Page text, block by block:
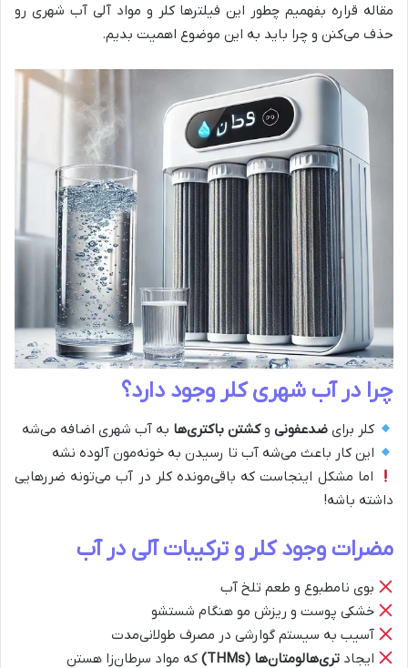
مقاله قراره بفهمیم چطور این فیلترها کلر و مواد آلی آب شهری رو
حذف می‌کنن و چرا باید به این موضوع اهمیت بدیم.
چرا در آب شهری کلر وجود دارد؟
کلر برایضدعفونی وکشتن باکتری‌ها به آب شهری اضافه می‌شه
این کار باعث می‌شه آب تا رسیدن به خونه‌مون آلوده نشه
اما مشکل اینجاست که باقی‌مونده کلر در آب می‌تونه ضررهایی
داشته باشه!
مضرات وجود کلر و ترکیبات آلی در آب
بوی نامطبوع و طعم تلخ آب
خشکی پوست و ریزش مو هنگام شستشو
آسیب به سیستم گوارشی در مصرف طولانی‌مدت
ایجادتری‌هالومتان‌ها (THMs)
که مواد سرطان‌زا هستن